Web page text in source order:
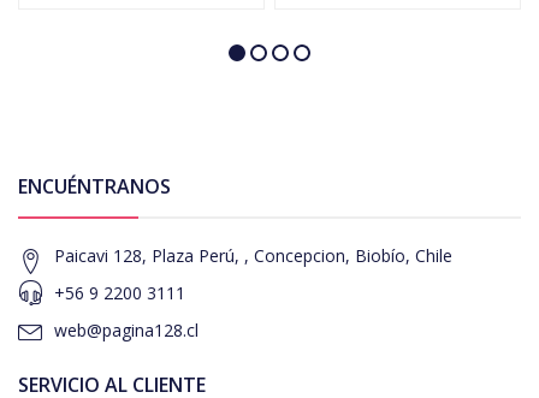
ENCUÉNTRANOS
Paicavi 128, Plaza Perú, , Concepcion, Biobío, Chile
+56 9 2200 3111
web@pagina128.cl
SERVICIO AL CLIENTE